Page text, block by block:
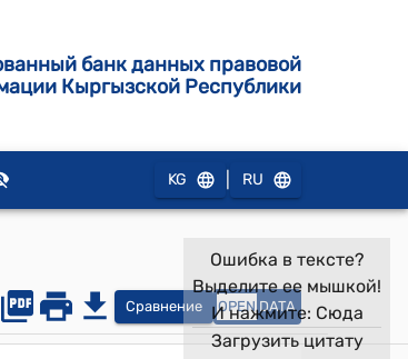
банк данных правовой
Кыргызской Республики
KG RU
Сравнение OPEN DATA
Ошибка в тексте?
Выделите ее мышкой!
И нажмите: Сюда
Загрузить цитату